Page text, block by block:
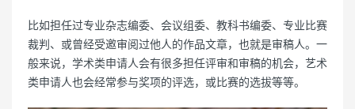
比如担任过专业杂志编委、会议组委、教科书编委、专业比赛
裁判、或曾经受邀审阅过他人的作品文章，也就是审稿人。一
般来说，学术类申请人会有很多担任评审和审稿的机会，艺术
类申请人也会经常参与奖项的评选，或比赛的选拔等等。